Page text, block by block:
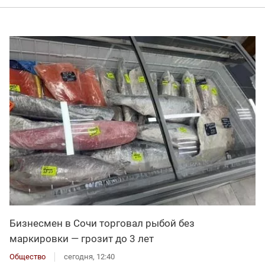
Бизнесмен в Сочи торговал рыбой без
маркировки — грозит до 3 лет
Общество сегодня, 12:40